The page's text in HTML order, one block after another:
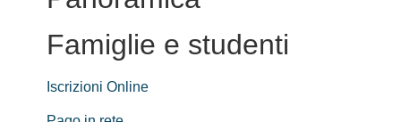
Famiglie e studenti
Iscrizioni Online